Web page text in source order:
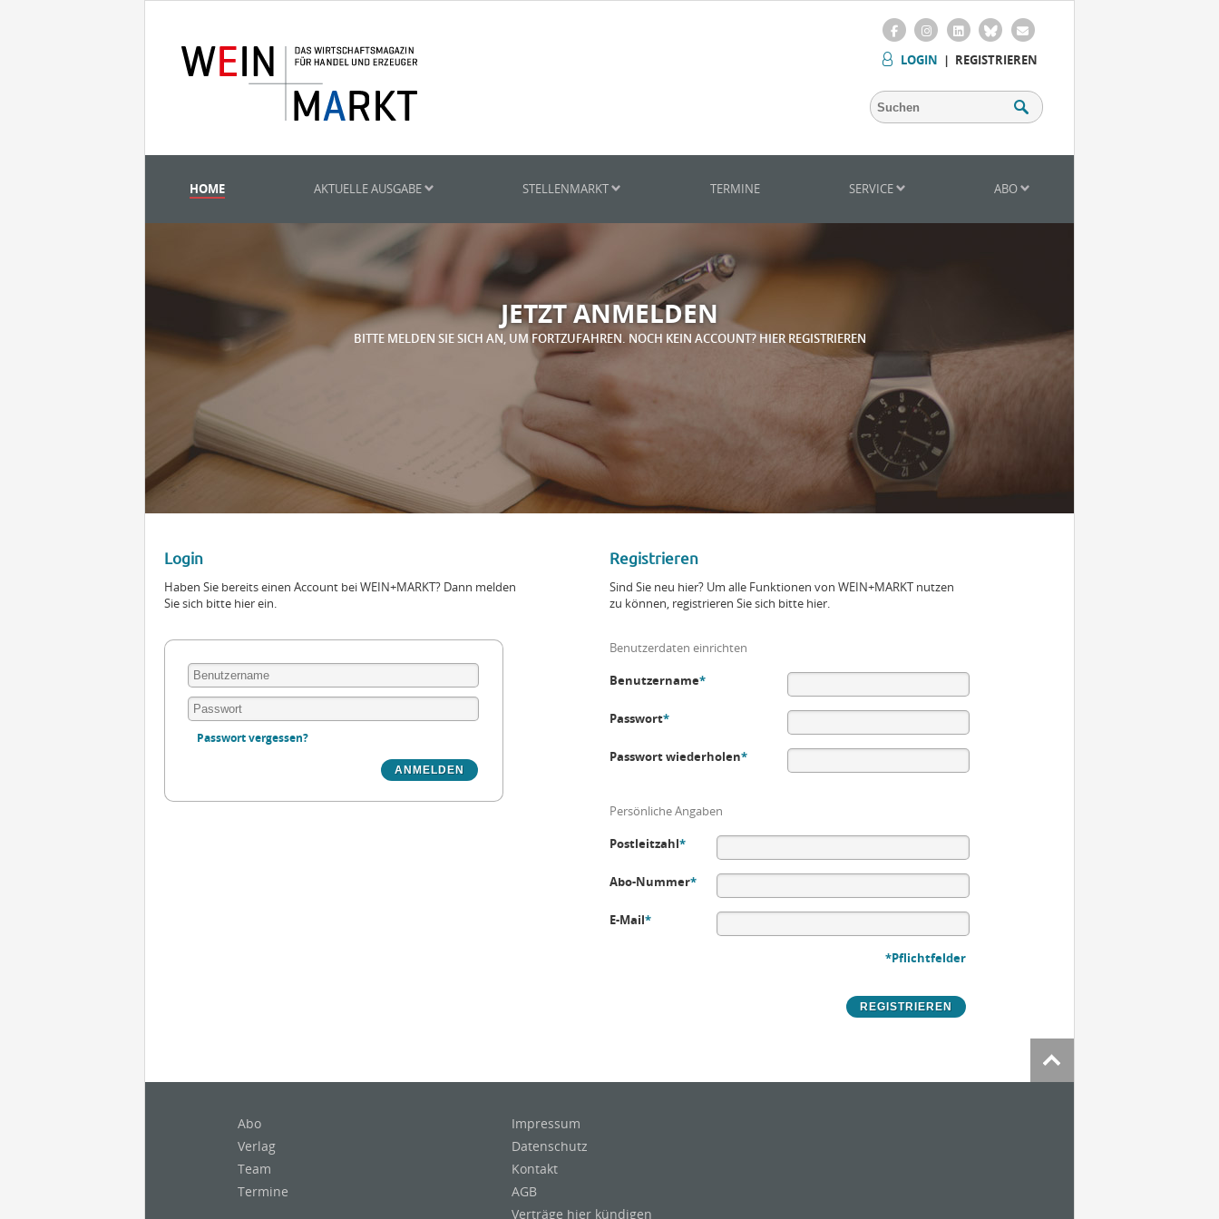
LOGIN | REGISTRIEREN
HOME AKTUELLE AUSGABE STELLENMARKT TERMINE SERVICE ABO
JETZT ANMELDEN
BITTE MELDEN SIE SICH AN, UM FORTZUFAHREN. NOCH KEIN ACCOUNT? HIER REGISTRIEREN
Login
Haben Sie bereits einen Account bei WEIN+MARKT? Dann melden
Sie sich bitte hier ein.
Passwort vergessen?
Registrieren
Sind Sie neu hier? Um alle Funktionen von WEIN+MARKT nutzen
zu können, registrieren Sie sich bitte hier.
Benutzerdaten einrichten
Benutzername*
Passwort*
Passwort wiederholen*
Persönliche Angaben
Postleitzahl*
Abo-Nummer*
E-Mail*
*Pflichtfelder
Abo
Verlag
Team
Termine
Impressum
Datenschutz
Kontakt
AGB
Verträge hier kündigen